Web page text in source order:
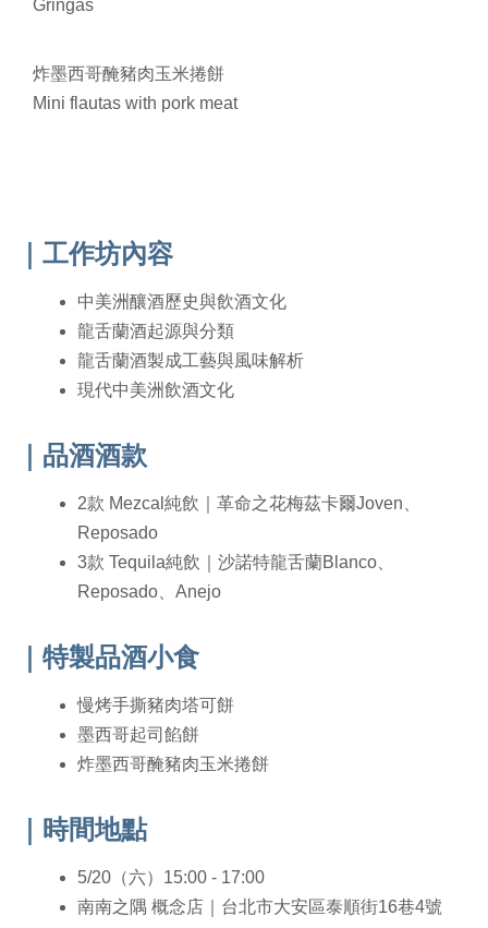
Gringas
炸墨西哥醃豬肉玉米捲餅
Mini flautas with pork meat
｜工作坊內容
中美洲釀酒歷史與飲酒文化
龍舌蘭酒起源與分類
龍舌蘭酒製成工藝與風味解析
現代中美洲飲酒文化
｜品酒酒款
2款 Mezcal純飲｜革命之花梅茲卡爾Joven、
Reposado
3款 Tequila純飲｜沙諾特龍舌蘭Blanco、
Reposado、Anejo
｜特製品酒小食
慢烤手撕豬肉塔可餅​
墨西哥起司餡餅
炸墨西哥醃豬肉玉米捲餅
｜時間地點
5/20（六）15:00 - 17:00
南南之隅 概念店｜台北市大安區泰順街16巷4號